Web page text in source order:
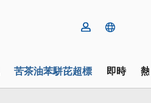
苦茶油苯駢芘超標 即時